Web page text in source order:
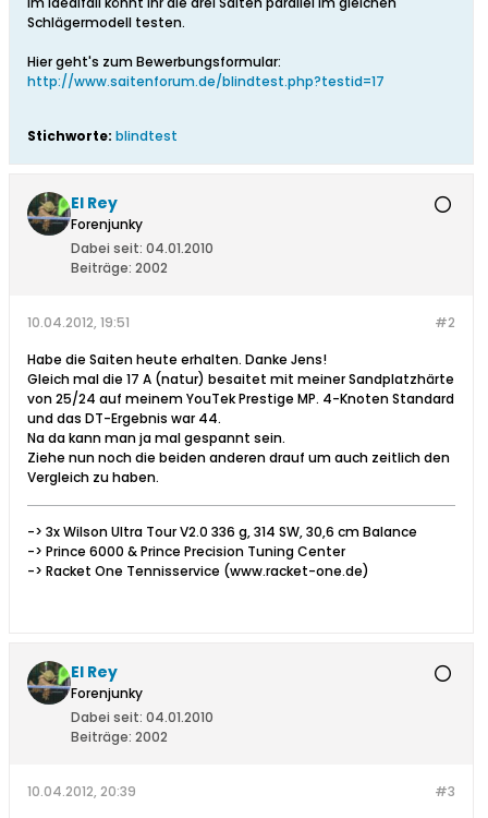
Schlägermodell testen.
Hier geht's zum Bewerbungsformular:
http://www.saitenforum.de/blindtest.php?testid=17
Stichworte: blindtest
El Rey
Forenjunky
Dabei seit: 04.01.2010
Beiträge: 2002
#2
10.04.2012, 19:51
Habe die Saiten heute erhalten. Danke Jens!
Gleich mal die 17 A (natur) besaitet mit meiner Sandplatzhärte
von 25/24 auf meinem YouTek Prestige MP. 4-Knoten Standard
und das DT-Ergebnis war 44.
Na da kann man ja mal gespannt sein.
Ziehe nun noch die beiden anderen drauf um auch zeitlich den
Vergleich zu haben.
-> 3x Wilson Ultra Tour V2.0 336 g, 314 SW, 30,6 cm Balance
-> Prince 6000 & Prince Precision Tuning Center
-> Racket One Tennisservice (www.racket-one.de)
El Rey
Forenjunky
Dabei seit: 04.01.2010
Beiträge: 2002
#3
10.04.2012, 20:39